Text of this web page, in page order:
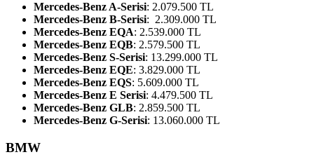
Mercedes-Benz A-Serisi: 2.079.500 TL
Mercedes-Benz B-Serisi: 2.309.000 TL
Mercedes-Benz EQA: 2.539.000 TL
Mercedes-Benz EQB: 2.579.500 TL
Mercedes-Benz S-Serisi: 13.299.000 TL
Mercedes-Benz EQE: 3.829.000 TL
Mercedes-Benz EQS: 5.609.000 TL
Mercedes-Benz E Serisi: 4.479.500 TL
Mercedes-Benz GLB: 2.859.500 TL
Mercedes-Benz G-Serisi: 13.060.000 TL
BMW